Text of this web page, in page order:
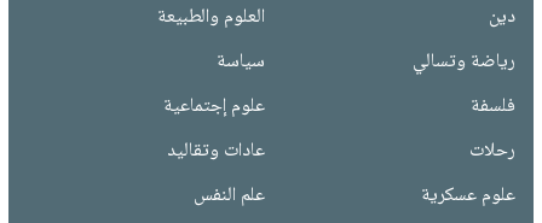
دين
العلوم والطبيعة
رياضة وتسالي
سياسة
فلسفة
علوم إجتماعية
رحلات
عادات وتقاليد
علوم عسكرية
علم النفس